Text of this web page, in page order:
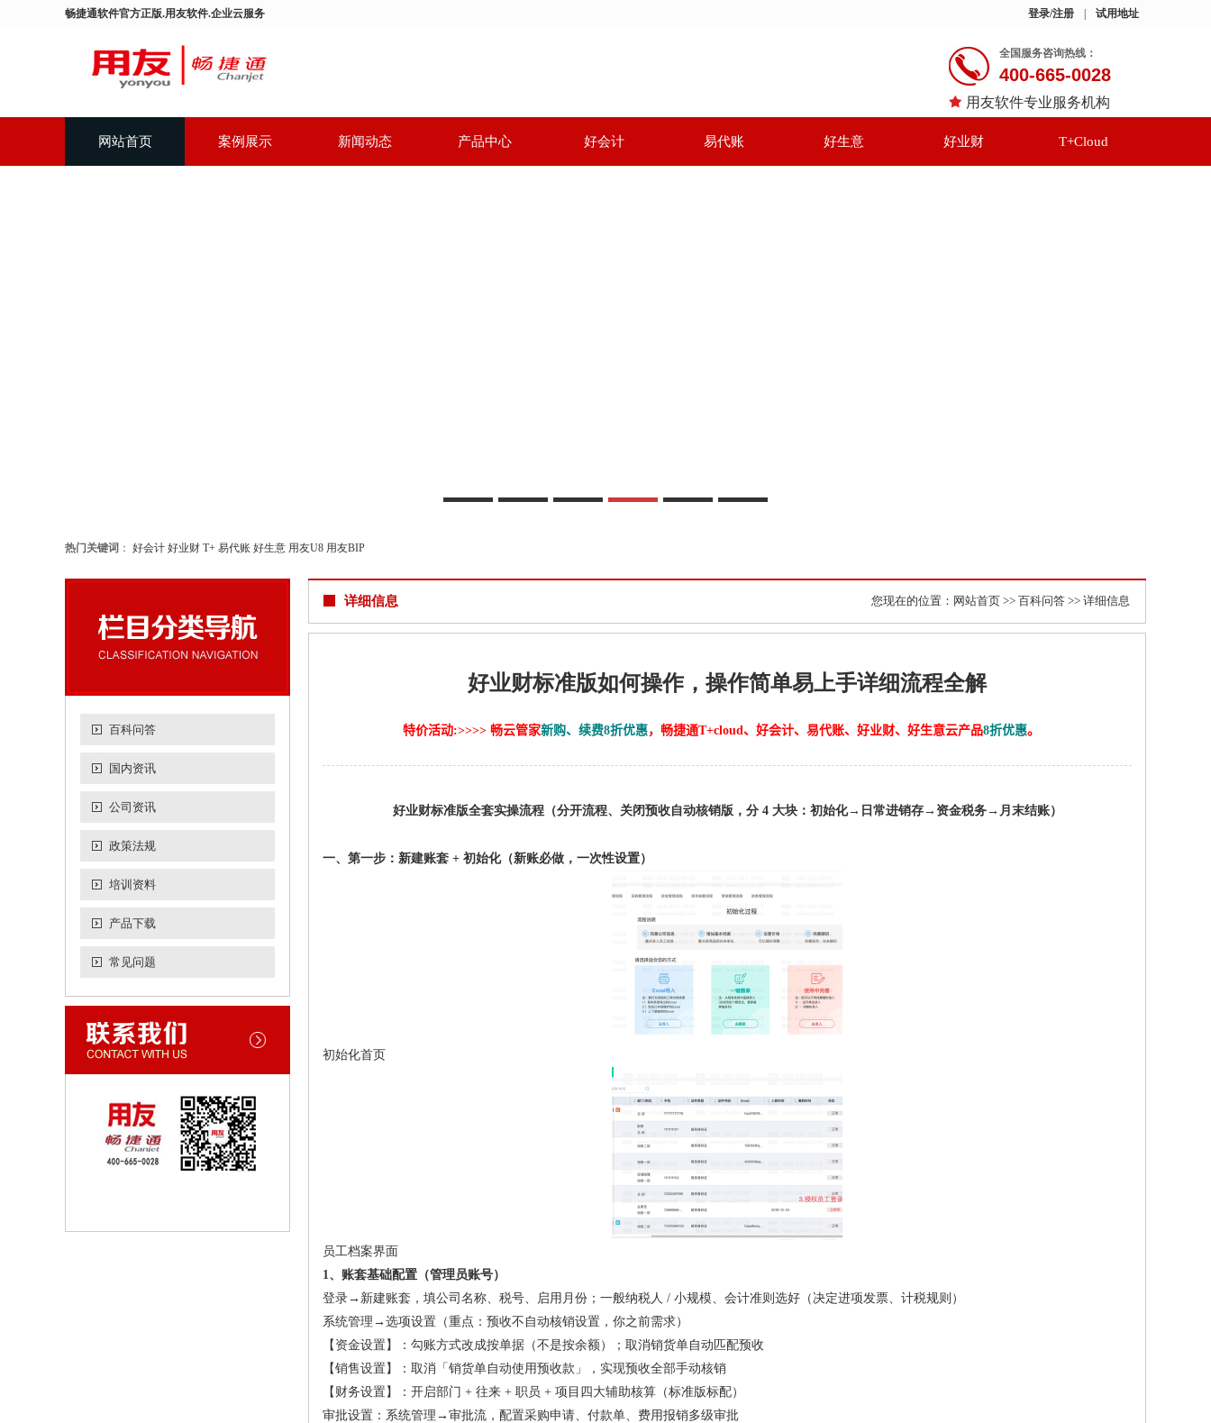
畅捷通软件官方正版.用友软件.企业云服务 登录/注册 试用地址
全国服务咨询热线：
400-665-0028
用友软件专业服务机构
网站首页 案例展示 新闻动态 产品中心 好会计 易代账 好生意 好业财 T+Cloud
热门关键词 ： 好会计 好业财 T+ 易代账 好生意 用友U8 用友BIP
百科问答
国内资讯
公司资讯
政策法规
培训资料
产品下载
常见问题
详细信息 您现在的位置： 网站首页 >> 百科问答 >> 详细信息
好业财标准版如何操作，操作简单易上手详细流程全解
特价活动:>>>> 畅云管家新购、续费8折优惠，畅捷通T+cloud、好会计、易代账、好业财、好生意云产品8折优惠。
好业财标准版全套实操流程（分开流程、关闭预收自动核销版，分 4 大块：初始化→日常进销存→资金税务→月末结账）
一、第一步：新建账套 + 初始化（新账必做，一次性设置）
初始化首页
员工档案界面
1、账套基础配置（管理员账号）
登录→新建账套，填公司名称、税号、启用月份；一般纳税人 / 小规模、会计准则选好（决定进项发票、计税规则）
系统管理→选项设置（重点：预收不自动核销设置，你之前需求）
【资金设置】：勾账方式改成按单据（不是按余额）；取消销货单自动匹配预收
【销售设置】：取消「销货单自动使用预收款」，实现预收全部手动核销
【财务设置】：开启部门 + 往来 + 职员 + 项目四大辅助核算（标准版标配）
审批设置：系统管理→审批流，配置采购申请、付款单、费用报销多级审批